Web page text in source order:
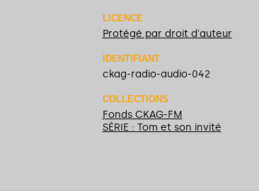
LICENCE
Protégé par droit d'auteur
IDENTIFIANT
ckag-radio-audio-042
COLLECTIONS
Fonds CKAG-FM
SÉRIE : Tom et son invité